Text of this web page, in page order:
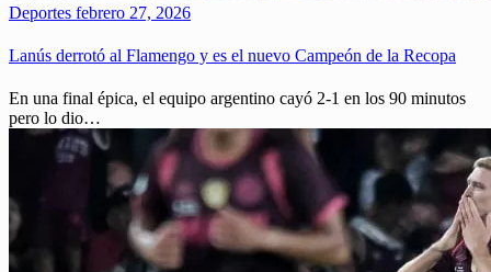
Deportes febrero 27, 2026
Lanús derrotó al Flamengo y es el nuevo Campeón de la Recopa
En una final épica, el equipo argentino cayó 2-1 en los 90 minutos
pero lo dio…